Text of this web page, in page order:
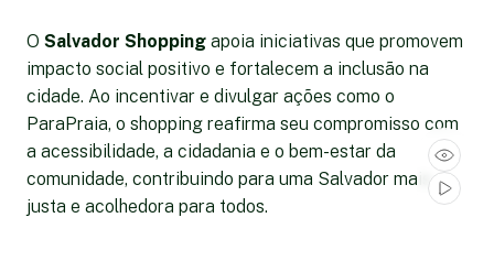
O Salvador Shopping apoia iniciativas que promovem
impacto social positivo e fortalecem a inclusão na
cidade. Ao incentivar e divulgar ações como o
ParaPraia, o shopping reafirma seu compromisso com
a acessibilidade, a cidadania e o bem-estar da
comunidade, contribuindo para uma Salvador mais
justa e acolhedora para todos.